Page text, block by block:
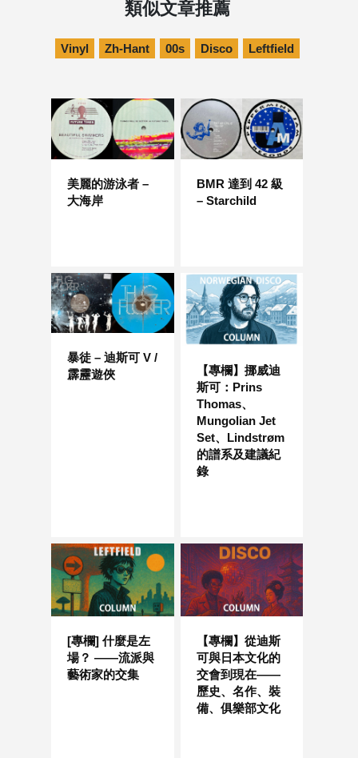
類似文章推薦
Vinyl Zh-Hant 00s Disco Leftfield
美麗的游泳者 –
大海岸
BMR 達到 42 級
– Starchild
暴徒 – 迪斯可 V /
霹靂遊俠
【專欄】挪威迪
斯可：Prins
Thomas、
Mungolian Jet
Set、Lindstrøm
的譜系及建議紀
錄
[專欄] 什麼是左
場？ ——流派與
藝術家的交集
【專欄】從迪斯
可與日本文化的
交會到現在——
歷史、名作、裝
備、俱樂部文化